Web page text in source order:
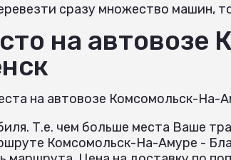
сразу множество машин,
на
на автовозе Комсомольск-
Т.е. чем больше места Ваше
Комсомольск-На-Амуре -